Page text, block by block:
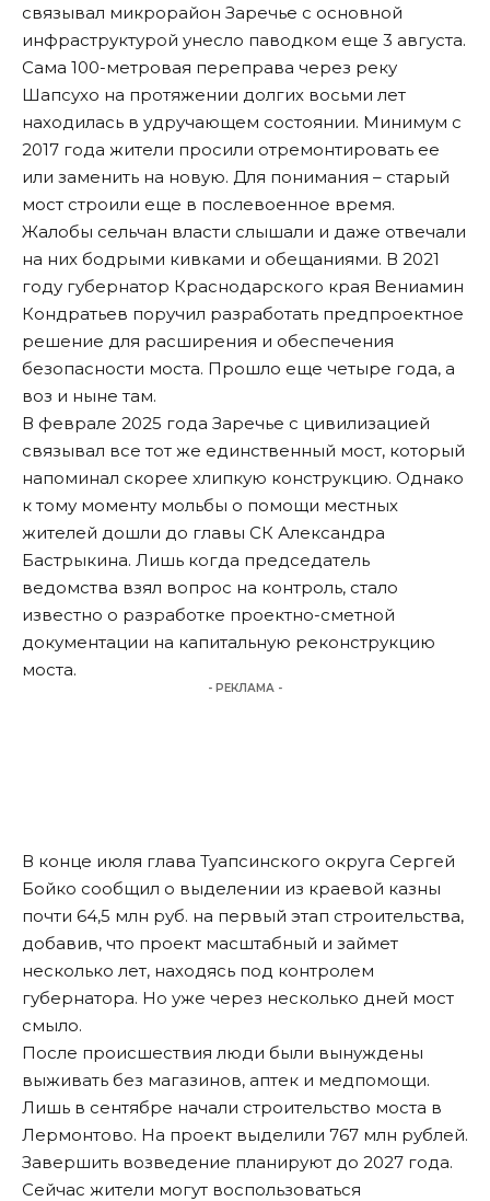
связывал микрорайон Заречье с основной
инфраструктурой унесло паводком еще 3 августа.
Сама 100-метровая переправа через реку
Шапсухо на протяжении долгих восьми лет
находилась в удручающем состоянии. Минимум с
2017 года жители просили отремонтировать ее
или заменить на новую. Для понимания – старый
мост строили еще в послевоенное время.
Жалобы сельчан власти слышали и даже отвечали
на них бодрыми кивками и обещаниями. В 2021
году губернатор Краснодарского края Вениамин
Кондратьев поручил разработать предпроектное
решение для расширения и обеспечения
безопасности моста. Прошло еще четыре года, а
воз и ныне там.
В феврале 2025 года Заречье с цивилизацией
связывал все тот же единственный мост, который
напоминал скорее хлипкую конструкцию. Однако
к тому моменту мольбы о помощи местных
жителей дошли до главы СК Александра
Бастрыкина. Лишь когда председатель
ведомства взял вопрос на контроль, стало
известно о разработке проектно-сметной
документации на капитальную реконструкцию
моста.
- РЕКЛАМА -
В конце июля глава Туапсинского округа Сергей
Бойко сообщил о выделении из краевой казны
почти 64,5 млн руб. на первый этап строительства,
добавив, что проект масштабный и займет
несколько лет, находясь под контролем
губернатора. Но уже через несколько дней мост
смыло.
После происшествия люди были вынуждены
выживать без магазинов, аптек и медпомощи.
Лишь в сентябре начали строительство моста в
Лермонтово. На проект выделили 767 млн рублей.
Завершить возведение планируют до 2027 года.
Сейчас жители могут воспользоваться